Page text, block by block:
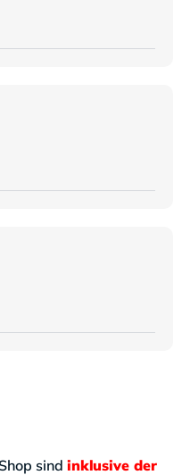
sind inklusive der